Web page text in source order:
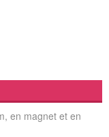
en magnet et en